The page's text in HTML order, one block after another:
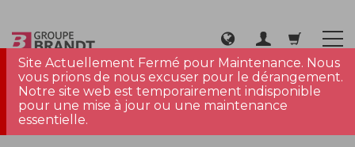
Site Actuellement Fermé pour Maintenance. Nous
vous prions de nous excuser pour le dérangement.
Notre site web est temporairement indisponible
pour une mise à jour ou une maintenance
essentielle.